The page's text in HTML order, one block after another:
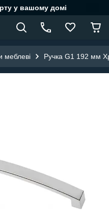
у вашому домі
меблеві Ручка G1 192 мм